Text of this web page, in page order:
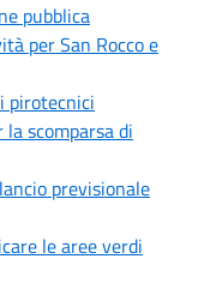
pubblica
per San Rocco e
pirotecnici
scomparsa di
previsionale
le aree verdi